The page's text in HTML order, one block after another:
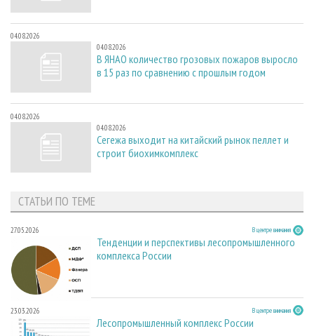
04.08.2026
04.08.2026
В ЯНАО количество грозовых пожаров выросло
в 15 раз по сравнению с прошлым годом
04.08.2026
04.08.2026
Сегежа выходит на китайский рынок пеллет и
строит биохимкомплекс
СТАТЬИ ПО ТЕМЕ
27.05.2026 В центре внимания
Тенденции и перспективы лесопромышленного
комплекса России
23.03.2026 В центре внимания
Лесопромышленный комплекс России